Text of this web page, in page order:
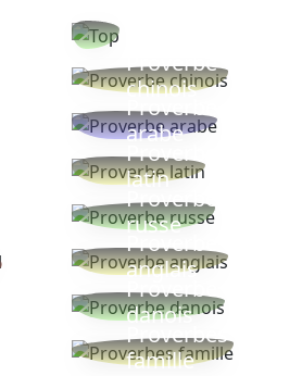
Proverbe
chinois
Proverbe
arabe
Proverbe
latin
Proverbe
russe
Proverbe
anglais
Proverbe
danois
Proverbes
famille